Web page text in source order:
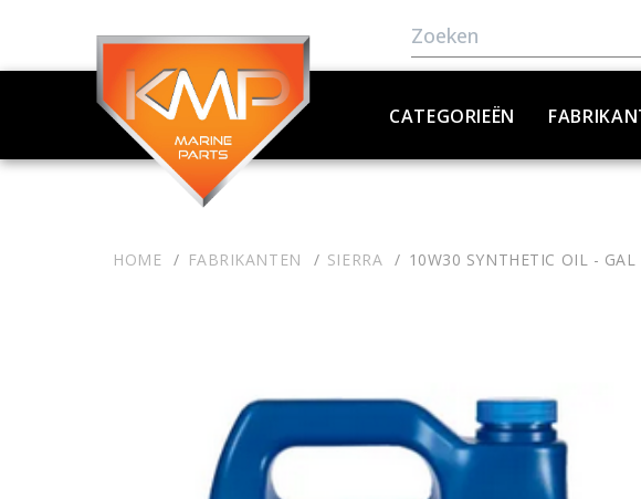
CATEGORIEËN
HOME FABRIKANTEN SIERRA 10W30 SYNTHETIC OIL - GAL